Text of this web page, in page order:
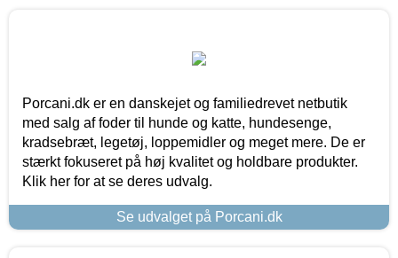
Porcani.dk er en danskejet og familiedrevet netbutik
med salg af foder til hunde og katte, hundesenge,
kradsebræt, legetøj, loppemidler og meget mere. De er
stærkt fokuseret på høj kvalitet og holdbare produkter.
Klik her for at se deres udvalg.
Se udvalget på Porcani.dk